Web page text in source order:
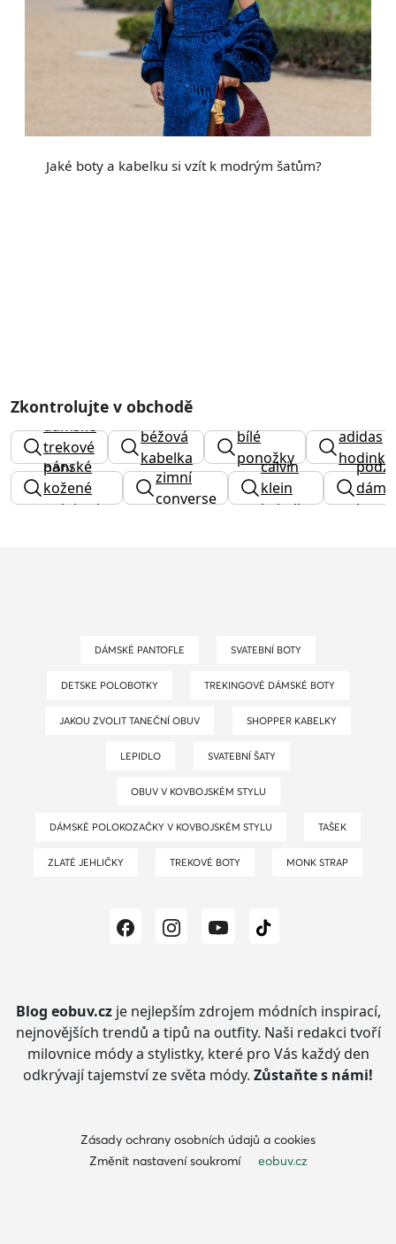
Jaké boty a kabelku si vzít k modrým šatům?
Zkontrolujte v obchodě
dámské
trekové
boty
béžová
kabelka
bílé
ponožky
adidas
hodinky
pánské
kožené
polobotky
zimní
converse
calvin
klein
kabelky
boty
DÁMSKÉ PANTOFLE SVATEBNÍ BOTY
DETSKE POLOBOTKY TREKINGOVÉ DÁMSKÉ BOTY
JAKOU ZVOLIT TANEČNÍ OBUV SHOPPER KABELKY
LEPIDLO SVATEBNÍ ŠATY
OBUV V KOVBOJSKÉM STYLU
DÁMSKÉ POLOKOZAČKY V KOVBOJSKÉM STYLU TAŠEK
ZLATÉ JEHLIČKY TREKOVÉ BOTY MONK STRAP
Blog eobuv.czje nejlepším zdrojem módních inspirací,
nejnovějších trendů a tipů na outfity. Naši redakci tvoří
milovnice módy a stylistky, které pro Vás každý den
odkrývají tajemství ze světa módy. Zůstaňte s námi!
Zásady ochrany osobních údajů a cookies
Změnit nastavení soukromí
eobuv.cz